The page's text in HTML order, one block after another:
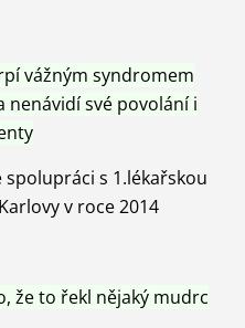
vážným syndromem
nenávidí své povolání i
spolupráci s 1.lékařskou
v roce 2014
že to řekl nějaký mudrc